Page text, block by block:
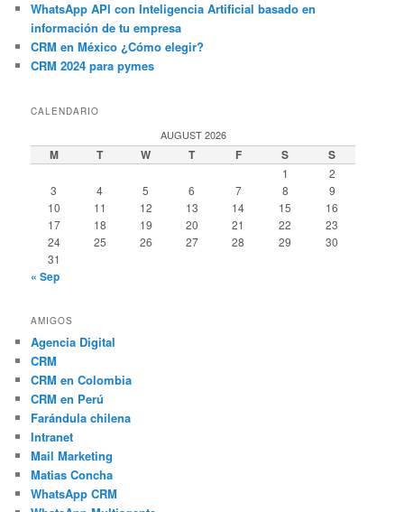
WhatsApp API con Inteligencia Artificial basado en
información de tu empresa
CRM en México ¿Cómo elegir?
CRM 2024 para pymes
CALENDARIO
AUGUST 2026
M T W T F S S
1
2
3
4 5 6 7 8
9
10
11 12 13 14 15
16
17
18 19 20 21 22
23
24
25 26 27 28 29
30
31
« Sep
AMIGOS
Agencia Digital
CRM
CRM en Colombia
CRM en Perú
Farándula chilena
Intranet
Mail Marketing
Matias Concha
WhatsApp CRM